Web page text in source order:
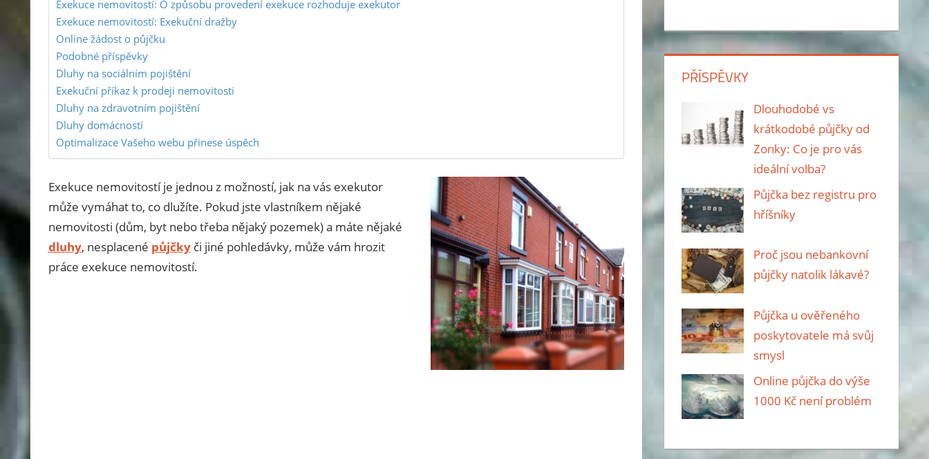
vyhnout
exekuci.
poradíme.
Exekuce nemovitostí: O způsobu provedení exekuce rozhoduje exekutor
Exekuce nemovitostí: Exekuční dražby
Online žádost o půjčku
Podobné příspěvky
Dluhy na sociálním pojištění
Exekuční příkaz k prodeji nemovitosti
Dluhy na zdravotním pojištění
Dluhy domácností
Optimalizace Vašeho webu přinese úspěch
Exekuce nemovitostí je jednou z možností, jak na vás exekutor
může vymáhat to, co dlužíte. Pokud jste vlastníkem nějaké
nemovitosti (dům, byt nebo třeba nějaký pozemek) a máte nějaké
dluhy, nesplacené půjčky či jiné pohledávky, může vám hrozit
práce exekuce nemovitostí.
PŘÍSPĚVKY
Dlouhodobé vs
krátkodobé půjčky od
Zonky: Co je pro vás
ideální volba?
Půjčka bez registru pro
hříšníky
Proč jsou nebankovní
půjčky natolik lákavé?
Půjčka u ověřeného
poskytovatele má svůj
smysl
Online půjčka do výše
1000 Kč není problém